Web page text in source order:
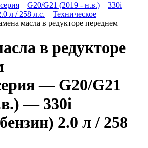
—G20/G21 (2019 - н.в.)—330i
л / 258 л.с.—Техническое
масла в редукторе переднем
в редукторе
— G20/G21
— 330i
2.0 л / 258